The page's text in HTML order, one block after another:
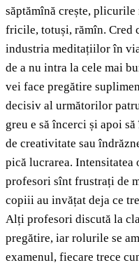
săptămînă crește,
fricile, totuși, rămîn. Cred
industria meditațiilor în
de a nu intra la cele mai
vei face pregătire
decisiv al următorilor
greu e să încerci și apoi
de creativitate sau
pică lucrarea.
profesori sînt frustrați de
copiii au invățat deja ce
Alți profesori discută la
pregătire, iar rolurile se
examenul, fiecare trece